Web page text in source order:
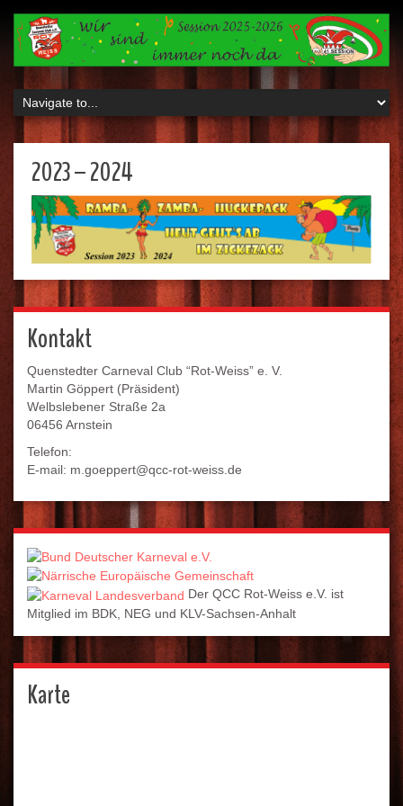
2023 – 2024
Kontakt
Quenstedter Carneval Club “Rot-Weiss” e. V.
Martin Göppert (Präsident)
Welbslebener Straße 2a
06456 Arnstein
Telefon:
E-mail: m.goeppert@qcc-rot-weiss.de
Der QCC Rot-Weiss e.V. ist
Mitglied im BDK, NEG und KLV-Sachsen-Anhalt
Karte